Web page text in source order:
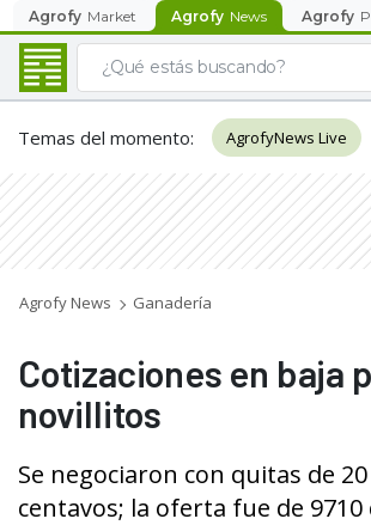
Agrofy Market Agrofy News Agrofy
Temas del momento: AgrofyNews Live
Agrofy News Ganadería
Cotizaciones en baja
novillitos
Se negociaron con quitas de 20
centavos; la oferta fue de 9710